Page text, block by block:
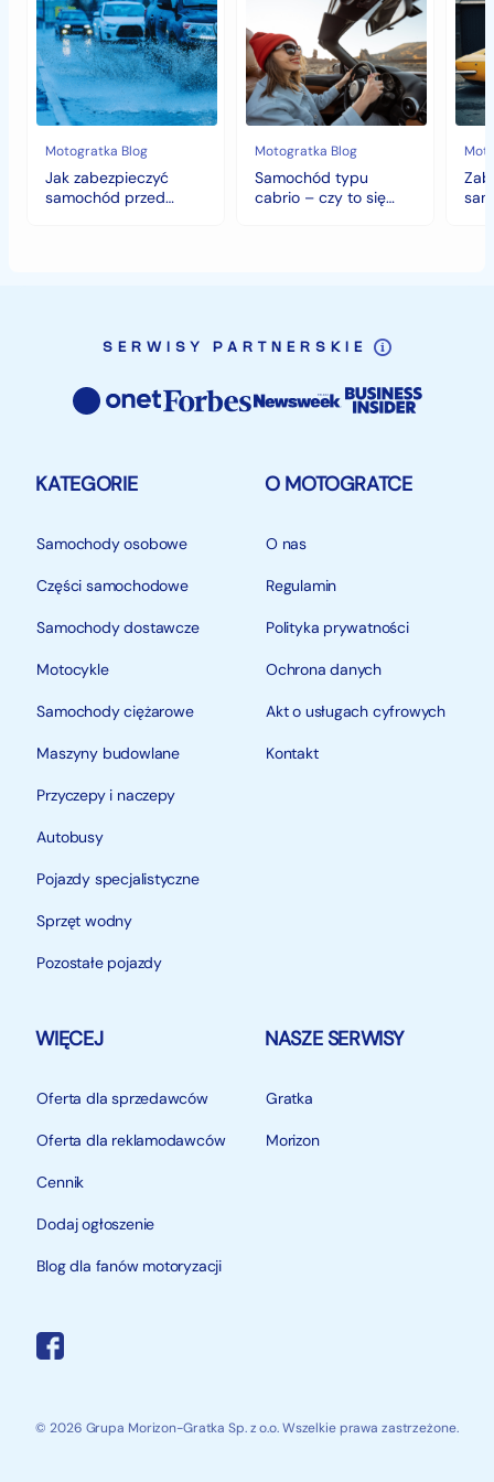
zabezpieczyć
samochód
przed
jesiennymi
chłodami
i
deszczem?
Motogratka Blog
Jak zabezpieczyć
samochód przed
cabrio
–
czy
to
się
opłaca
w
polskim
klimacie?
Motogratka Blog
Samochód typu
cabrio – czy to się
czyli
SERWISY PARTNERSKIE
KATEGORIE
Samochody osobowe
Części samochodowe
Samochody dostawcze
Motocykle
Samochody ciężarowe
Maszyny budowlane
Przyczepy i naczepy
Autobusy
Pojazdy specjalistyczne
Sprzęt wodny
Pozostałe pojazdy
O MOTOGRATCE
O nas
Regulamin
Polityka prywatności
Ochrona danych
Akt o usługach cyfrowych
Kontakt
WIĘCEJ
Oferta dla sprzedawców
Oferta dla reklamodawców
Cennik
Dodaj ogłoszenie
Blog dla fanów motoryzacji
NASZE SERWISY
Gratka
Morizon
© 2026 Grupa Morizon-Gratka Sp. z o.o. Wszelkie prawa zastrzeżone.